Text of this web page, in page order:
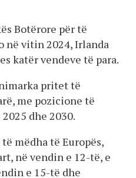
Botërore për të
në vitin 2024, Irlanda
katër vendeve të para.
pritet të
me pozicione të
dhe 2030.
mëdha të Europës,
në vendin e 12-të, e
e 15-të dhe